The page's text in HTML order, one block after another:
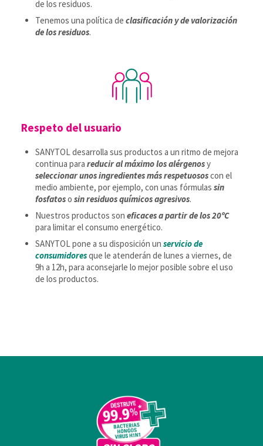
de los residuos.
Tenemos una política de clasificación y de valorización
de los residuos.
Respeto del usuario
SANYTOL desarrolla sus productos a un ritmo de mejora
continua para reducir al máximo los alérgenosy
seleccionar unos ingredientes más respetuososcon el
medio ambiente, por ejemplo, con unas fórmulas sin
fosfatoso sin residuos químicos agresivos.
Nuestros productos son eficaces a partir de los 20ºC
para limitar el consumo energético.
SANYTOL pone a su disposición un servicio de
consumidoresque le atenderán de lunes a viernes, de
9h a 12h, para aconsejarle lo mejor posible sobre el uso
de los productos.